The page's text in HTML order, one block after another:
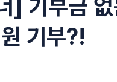
] 기부금
기부?!